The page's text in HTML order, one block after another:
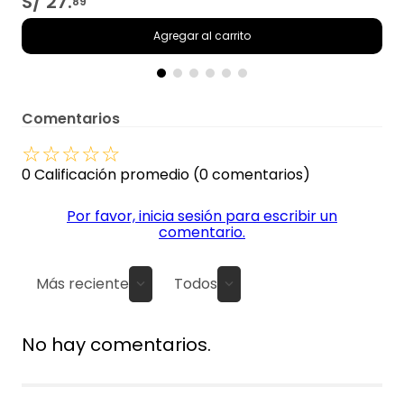
Agregar al carrito
Comentarios
☆☆☆☆☆
0 Calificación promedio (0 comentarios)
Por favor, inicia sesión para escribir un
comentario.
Más reciente Todos
No hay comentarios.